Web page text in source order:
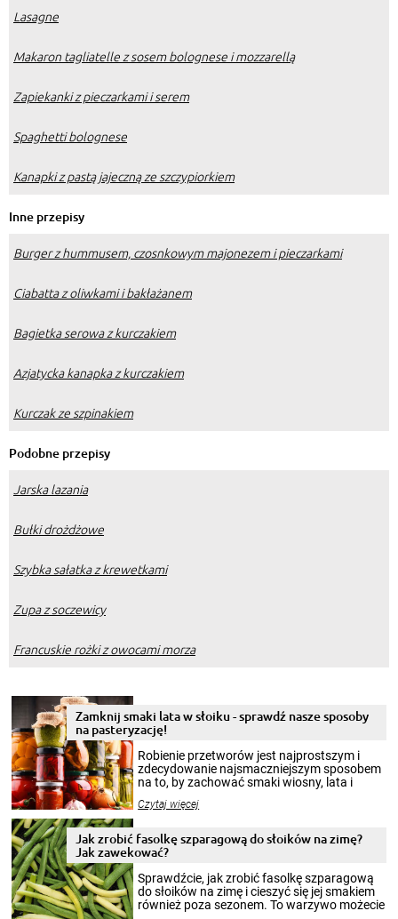
Lasagne
Makaron tagliatelle z sosem bolognese i mozzarellą
Zapiekanki z pieczarkami i serem
Spaghetti bolognese
Kanapki z pastą jajeczną ze szczypiorkiem
Inne przepisy
Burger z hummusem, czosnkowym majonezem i pieczarkami
Ciabatta z oliwkami i bakłażanem
Bagietka serowa z kurczakiem
Azjatycka kanapka z kurczakiem
Kurczak ze szpinakiem
Podobne przepisy
Jarska lazania
Bułki drożdżowe
Szybka sałatka z krewetkami
Zupa z soczewicy
Francuskie rożki z owocami morza
Zamknij smaki lata w słoiku - sprawdź nasze sposoby
na pasteryzację!
Robienie przetworów jest najprostszym i
zdecydowanie najsmaczniejszym sposobem
na to, by zachować smaki wiosny, lata i
krajobrazów, by cieszyć nimi oko w sezonie
pełni poczuć atmosferę cieplejszych
miesięcy. Przygotowanie słoików ze
patenty, które pozwolą zachować świeżość
przetworów.
Czytaj więcej
Jak zrobić fasolkę szparagową do słoików na zimę?
Jak zawekować?
Sprawdźcie, jak zrobić fasolkę szparagową
do słoików na zimę i cieszyć się jej smakiem
również poza sezonem. To warzywo możecie